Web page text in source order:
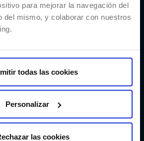
para mejorar la navegación del
del mismo, y colaborar con nuestros
todas las cookies
Personalizar
las cookies